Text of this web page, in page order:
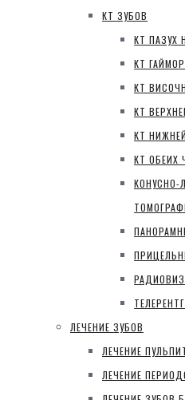
КТ ЗУБОВ
КТ ПАЗУХ
КТ
КТ
КТ
КТ
КТ ОБЕИХ
КОНУСНО-
ЛЕЧЕНИЕ ЗУБОВ
ЛЕЧЕНИЕ
ЛЕЧЕНИЕ